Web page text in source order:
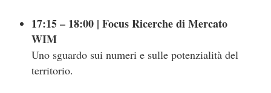
17:15 – 18:00 | Focus Ricerche di Mercato
WIM
Uno sguardo sui numeri e sulle potenzialità del
territorio.